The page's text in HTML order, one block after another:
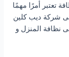
تعتبر أمرًا مهمًا
شركة ديب كلين
نظافة المنزل و